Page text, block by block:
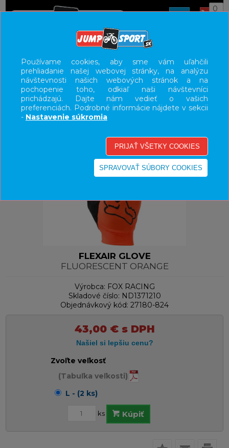
0
UŽÍVATEĽSKÝ PANEL
KATEGÓRIE
HLAVNÉ MENU
FLEXAIR GLOVE
FLUORESCENT ORANGE
Výrobca: FOX RACING
Skladové číslo: ND1371210
Objednávkový kód: 27180-824
43,00 €s DPH
Zvoľte veľkosť
(Tabuľka veľkosti)
L - (2 ks)
ks Kúpiť
Používame cookies, aby sme vám uľahčili
prehliadanie našej webovej stránky, na analýzu
návštevnosti našich webových stránok a na
pochopenie toho, odkiaľ naši návštevníci
prichádzajú. Dajte nám vedieť o vašich
preferenciách. Podrobné informácie nájdete v sekcii
- Nastavenie súkromia